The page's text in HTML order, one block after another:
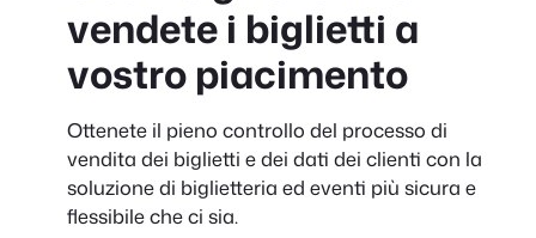
vendete i biglietti a
vostro piacimento
Ottenete il pieno controllo del processo di
vendita dei biglietti e dei dati dei clienti con la
soluzione di biglietteria ed eventi più sicura e
flessibile che ci sia.